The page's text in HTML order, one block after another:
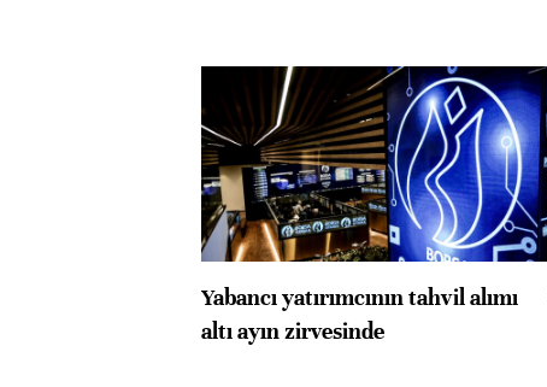
Yabancı yatırımcının tahvil alımı
altı ayın zirvesinde